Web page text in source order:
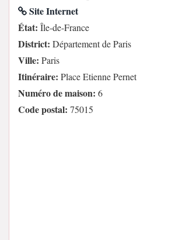
Site Internet
État: Île-de-France
District: Département de Paris
Ville: Paris
Itinéraire: Place Etienne Pernet
Numéro de maison: 6
Code postal: 75015